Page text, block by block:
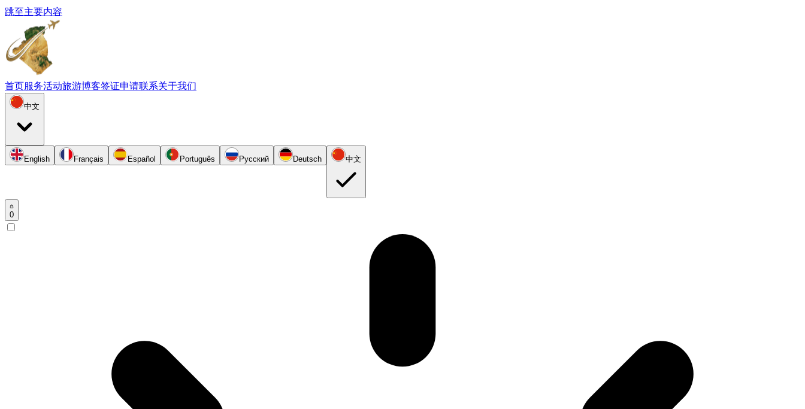
跳至主要内容
首页服务活动旅游博客签证申请联系关于我们
中文
English Français Español Português Русский Deutsch 中文
0